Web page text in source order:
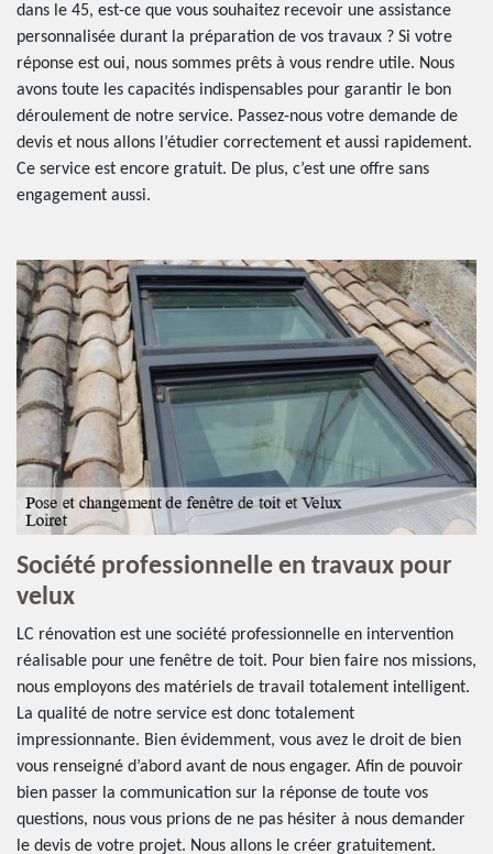
dans le 45, est-ce que vous souhaitez recevoir une assistance
personnalisée durant la préparation de vos travaux ? Si votre
réponse est oui, nous sommes prêts à vous rendre utile. Nous
avons toute les capacités indispensables pour garantir le bon
déroulement de notre service. Passez-nous votre demande de
devis et nous allons l’étudier correctement et aussi rapidement.
Ce service est encore gratuit. De plus, c’est une offre sans
engagement aussi.
Société professionnelle en travaux pour
velux
LC rénovation est une société professionnelle en intervention
réalisable pour une fenêtre de toit. Pour bien faire nos missions,
nous employons des matériels de travail totalement intelligent.
La qualité de notre service est donc totalement
impressionnante. Bien évidemment, vous avez le droit de bien
vous renseigné d’abord avant de nous engager. Afin de pouvoir
bien passer la communication sur la réponse de toute vos
questions, nous vous prions de ne pas hésiter à nous demander
le devis de votre projet. Nous allons le créer gratuitement.